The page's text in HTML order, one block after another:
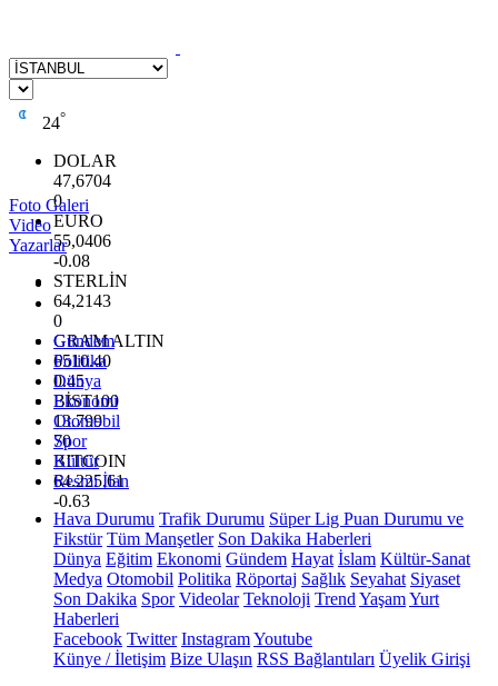
24°
DOLAR
47,6704
0
EURO
55,0406
-0.08
STERLİN
64,2143
0
GRAM ALTIN
6510.40
0.45
BİST100
13.799
70
BITCOIN
64.225,61
-0.63
Foto Galeri
Video
Yazarlar
Gündem
Politika
Dünya
Ekonomi
Otomobil
Spor
Kültür
Resmi İlan
Hava Durumu Trafik Durumu Süper Lig Puan Durumu ve
Fikstür Tüm Manşetler Son Dakika Haberleri
Dünya Eğitim Ekonomi Gündem Hayat İslam Kültür-Sanat
Medya Otomobil Politika Röportaj Sağlık Seyahat Siyaset
Son Dakika Spor Videolar Teknoloji Trend YaşamYurt
Haberleri
Facebook Twitter InstagramYoutube
Künye / İletişim Bize Ulaşın RSS Bağlantıları Üyelik Girişi